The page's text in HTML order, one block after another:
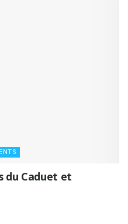
du Caduet et